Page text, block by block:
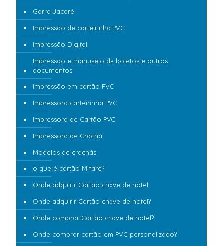
Garra Jacaré
Impressão de carteirinha PVC
Impressão Digital
Impressão e manuseio de boletos e outros
documentos
Impressão em cartão PVC
Impressora carteirinha PVC
Impressora de Cartão PVC
Impressora de Crachá
Modelos de crachás
o que é cartão Mifare?
Onde adquirir Cartão chave de hotel
Onde adquirir Cartão chave de hotel?
Onde comprar Cartão chave de hotel?
Onde comprar cartão em PVC personalizado?